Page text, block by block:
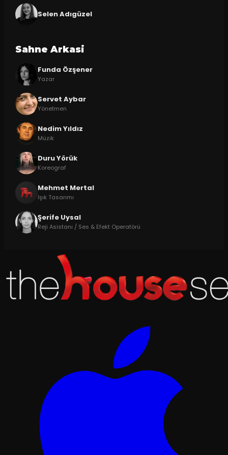
Selen Adıgüzel
Sahne Arkasi
Funda Özşener
Yazar
Servet Aybar
Yönetmen
Nedim Yıldız
Müzik
Duru Yörük
Koreograf
Mehmet Mertal
Işık Tasarımı
Şerife Uysal
Reji Asistanı / Ses & Efekt Operatörü